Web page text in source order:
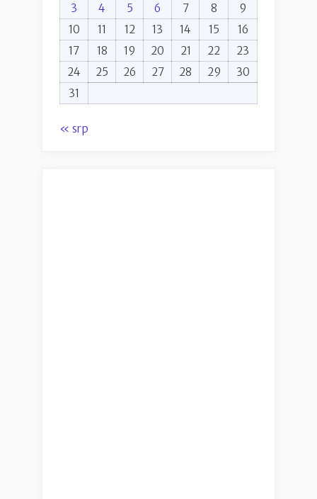
3
4 5 6 7 8
9
10
11 12 13 14 15
16
17
18 19 20 21 22
23
24
25 26 27 28 29
30
31
« srp